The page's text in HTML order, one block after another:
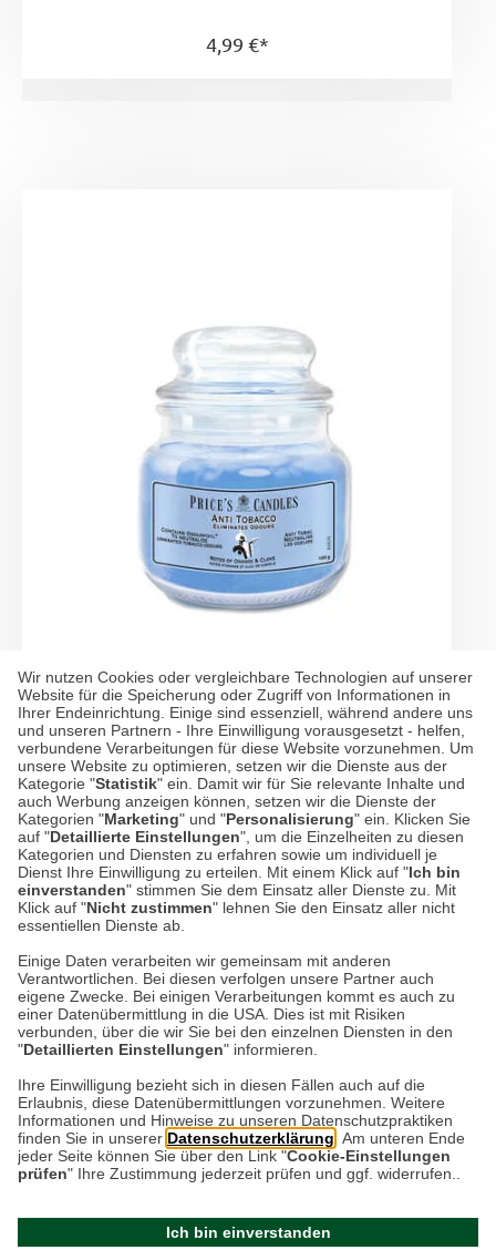
Wir nutzen Cookies oder vergleichbare Technologien auf unserer
Website für die Speicherung oder Zugriff von Informationen in
Ihrer Endeinrichtung. Einige sind essenziell, während andere uns
und unseren Partnern - Ihre Einwilligung vorausgesetzt - helfen,
verbundene Verarbeitungen für diese Website vorzunehmen. Um
unsere Website zu optimieren, setzen wir die Dienste aus der
Kategorie "Statistik" ein. Damit wir für Sie relevante Inhalte und
auch Werbung anzeigen können, setzen wir die Dienste der
Kategorien "Marketing" und "Personalisierung" ein. Klicken Sie
auf "Detaillierte Einstellungen", um die Einzelheiten zu diesen
Kategorien und Diensten zu erfahren sowie um individuell je
Dienst Ihre Einwilligung zu erteilen. Mit einem Klick auf "Ich bin
einverstanden" stimmen Sie dem Einsatz aller Dienste zu. Mit
Klick auf "Nicht zustimmen" lehnen Sie den Einsatz aller nicht
essentiellen Dienste ab.
Einige Daten verarbeiten wir gemeinsam mit anderen
Verantwortlichen. Bei diesen verfolgen unsere Partner auch
eigene Zwecke. Bei einigen Verarbeitungen kommt es auch zu
einer Datenübermittlung in die USA. Dies ist mit Risiken
verbunden, über die wir Sie bei den einzelnen Diensten in den
"Detaillierten Einstellungen" informieren.
Ihre Einwilligung bezieht sich in diesen Fällen auch auf die
Erlaubnis, diese Datenübermittlungen vorzunehmen. Weitere
Informationen und Hinweise zu unseren Datenschutzpraktiken
finden Sie in unserer Datenschutzerklärung . Am unteren Ende
jeder Seite können Sie über den Link "Cookie-Einstellungen
prüfen" Ihre Zustimmung jederzeit prüfen und ggf. widerrufen..
Ich bin einverstanden
4,99 €*
Anti Tobacco - der 'Smoke Eater'
4,99 €*
Datenschutz
Impressum
Kontakt